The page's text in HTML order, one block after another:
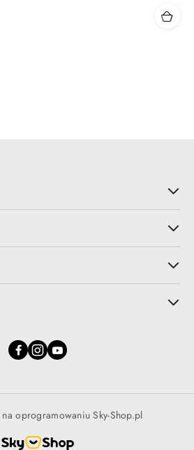
oprogramowaniu Sky-Shop.pl